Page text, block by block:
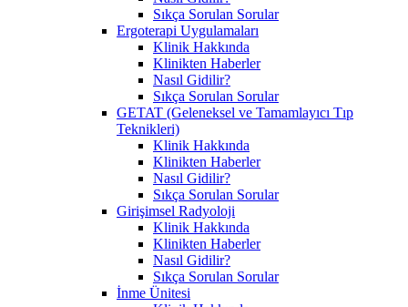
Sıkça Sorulan Sorular
Ergoterapi Uygulamaları
Klinik Hakkında
Klinikten Haberler
Nasıl Gidilir?
Sıkça Sorulan Sorular
GETAT (Geleneksel ve Tamamlayıcı Tıp
Teknikleri)
Klinik Hakkında
Klinikten Haberler
Nasıl Gidilir?
Sıkça Sorulan Sorular
Girişimsel Radyoloji
Klinik Hakkında
Klinikten Haberler
Nasıl Gidilir?
Sıkça Sorulan Sorular
İnme Ünitesi